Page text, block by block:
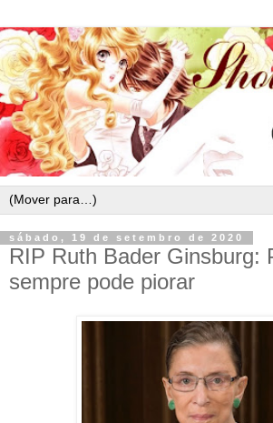
sábado, 19 de setembro de 2020
RIP Ruth Bader Ginsburg:
sempre pode piorar